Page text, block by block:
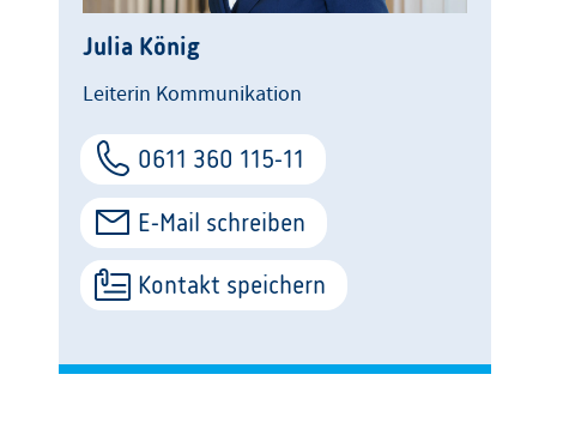
Julia König
Leiterin Kommunikation
0611 360 115-11
E-Mail schreiben
Kontakt speichern